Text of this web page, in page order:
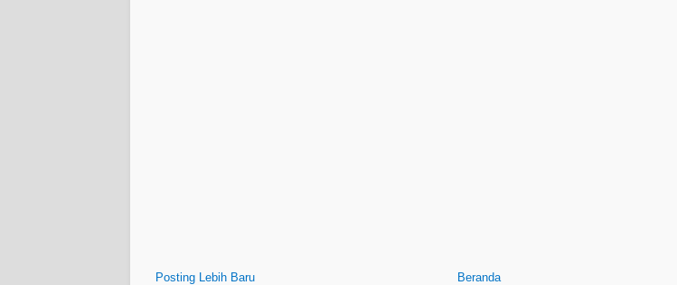
Posting Lebih Baru Beranda